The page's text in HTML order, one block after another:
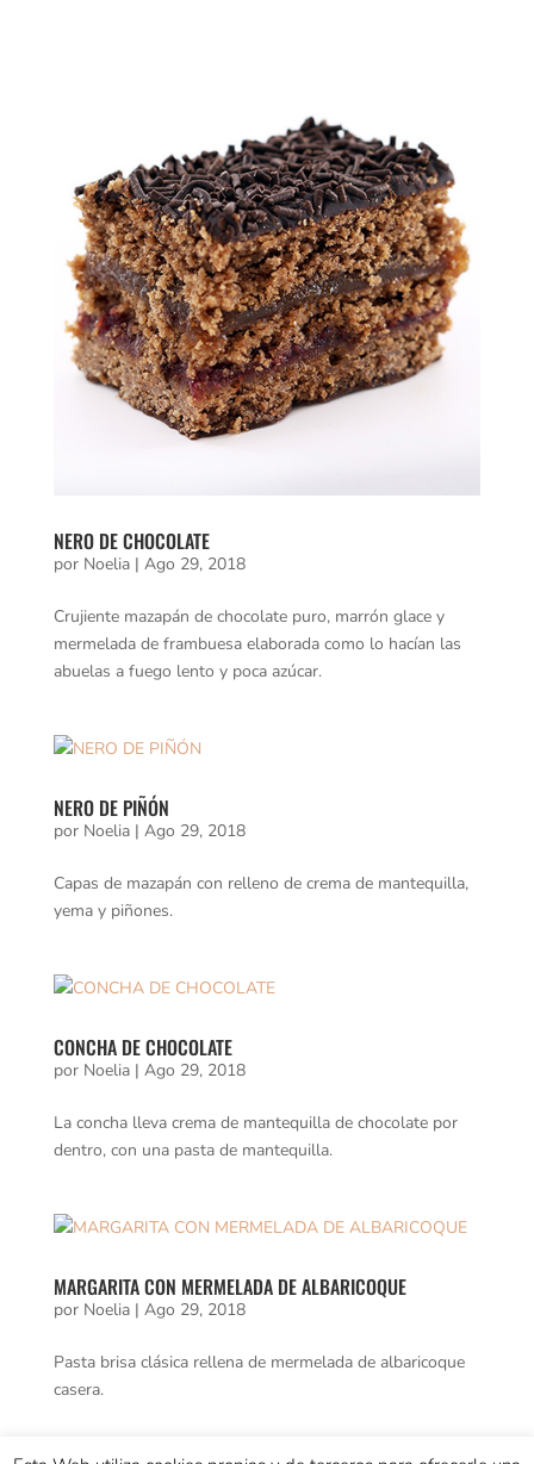
NERO DE CHOCOLATE
por Noelia| Ago 29, 2018
Crujiente mazapán de chocolate puro, marrón glace y
mermelada de frambuesa elaborada como lo hacían las
abuelas a fuego lento y poca azúcar.
NERO DE PIÑÓN
por Noelia| Ago 29, 2018
Capas de mazapán con relleno de crema de mantequilla,
yema y piñones.
CONCHA DE CHOCOLATE
por Noelia| Ago 29, 2018
La concha lleva crema de mantequilla de chocolate por
dentro, con una pasta de mantequilla.
MARGARITA CON MERMELADA DE ALBARICOQUE
por Noelia| Ago 29, 2018
Pasta brisa clásica rellena de mermelada de albaricoque
casera.